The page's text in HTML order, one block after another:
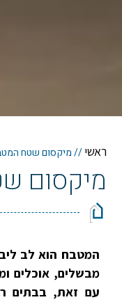
ראשי//מיקסום שטח
מיקסום
המטבח הוא לב
מבשלים, אוכלים
עם זאת, בבתים